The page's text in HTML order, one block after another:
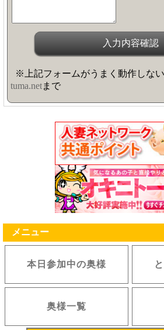
※上記フォームがうまく動作しない
tuma.netまで
メニュー
本日参加中の奥様
奥様一覧